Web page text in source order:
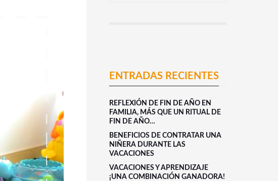
ENTRADAS RECIENTES
REFLEXIÓN DE FIN DE AÑO EN
FAMILIA, MÁS QUE UN RITUAL DE
FIN DE AÑO…
BENEFICIOS DE CONTRATAR UNA
NIÑERA DURANTE LAS
VACACIONES
VACACIONES Y APRENDIZAJE
¡UNA COMBINACIÓN GANADORA!